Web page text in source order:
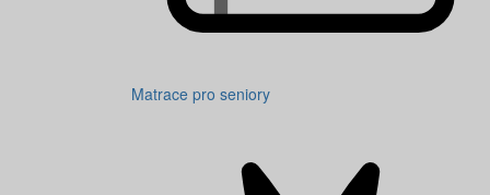
Matrace pro seniory